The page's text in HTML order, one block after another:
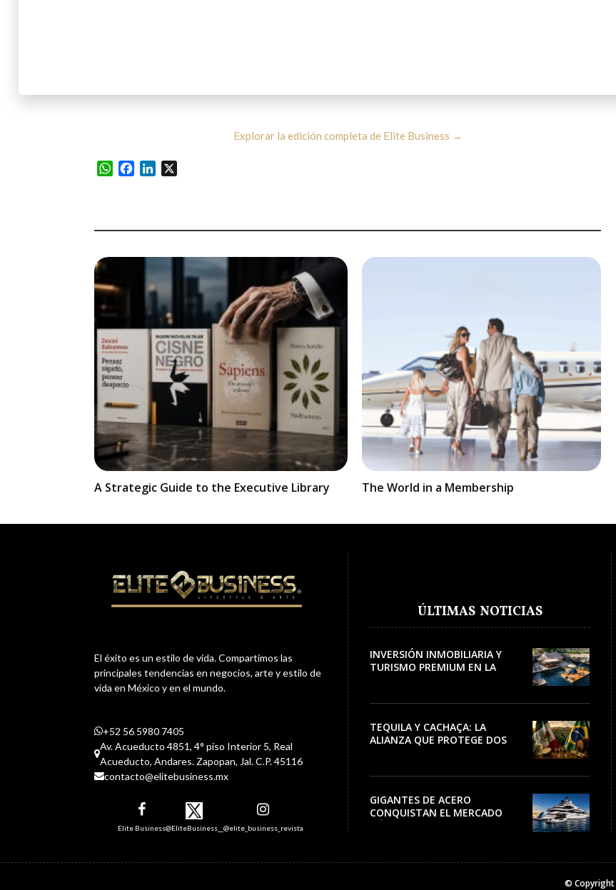
Explorar la edición completa de Elite Business →
WhatsApp
FacebookLinkedIn
A Strategic Guide to the Executive Library The World in a Membership
El éxito es un estilo de vida. Compartimos las
principales tendencias en negocios, arte y estilo de
vida en México y en el mundo.
+52 56 5980 7405
Av. Acueducto 4851, 4° piso Interior 5, Real
Acueducto, Andares. Zapopan, Jal. C.P. 45116
contacto@elitebusiness.mx
Elite Business@EliteBusiness__ @elite_business_revista
ÚLTIMAS NOTICIAS
INVERSIÓN INMOBILIARIA Y
TURISMO PREMIUM EN LA
TEQUILA Y CACHAÇA: LA
ALIANZA QUE PROTEGE DOS
GIGANTES DE ACERO
CONQUISTAN EL MERCADO
© Copyright